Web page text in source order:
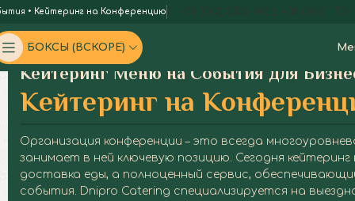
• Кейтеринг на Конференцию +38 (063) 3333-593 +38 (066) 1153-
БОКСЫ (ВСКОРЕ)
Кейтеринг Меню на События для
Кейтеринг на
Организация конференции – это всегда
занимает в ней ключевую позицию. Сегодня
доставка еды, а полноценный сервис,
события. Dnipro Catering специализируется на